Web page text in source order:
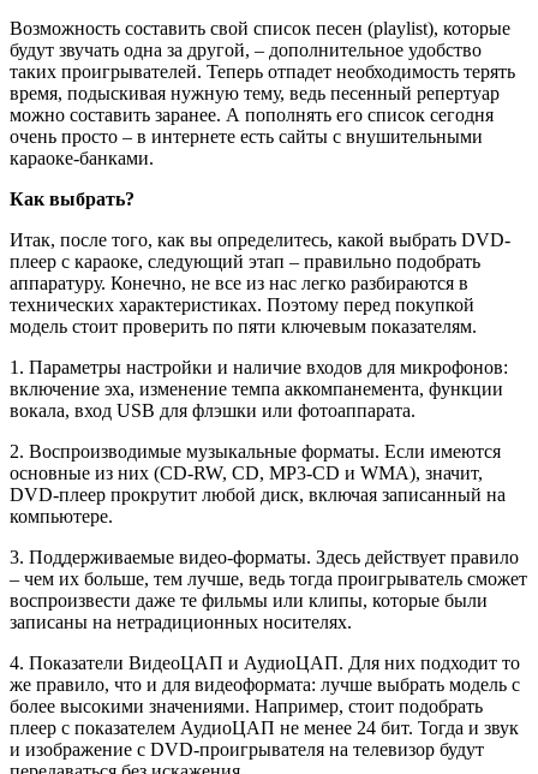
Возможность составить свой список песен (playlist), которые
будут звучать одна за другой, – дополнительное удобство
таких проигрывателей. Теперь отпадет необходимость терять
время, подыскивая нужную тему, ведь песенный репертуар
можно составить заранее. А пополнять его список сегодня
очень просто – в интернете есть сайты с внушительными
караоке-банками.
Как выбрать?
Итак, после того, как вы определитесь, какой выбрать DVD-
плеер с караоке, следующий этап – правильно подобрать
аппаратуру. Конечно, не все из нас легко разбираются в
технических характеристиках. Поэтому перед покупкой
модель стоит проверить по пяти ключевым показателям.
1. Параметры настройки и наличие входов для микрофонов:
включение эха, изменение темпа аккомпанемента, функции
вокала, вход USB для флэшки или фотоаппарата.
2. Воспроизводимые музыкальные форматы. Если имеются
основные из них (CD-RW, CD, MP3-CD и WMA), значит,
DVD-плеер прокрутит любой диск, включая записанный на
компьютере.
3. Поддерживаемые видео-форматы. Здесь действует правило
– чем их больше, тем лучше, ведь тогда проигрыватель сможет
воспроизвести даже те фильмы или клипы, которые были
записаны на нетрадиционных носителях.
4. Показатели ВидеоЦАП и АудиоЦАП. Для них подходит то
же правило, что и для видеоформата: лучше выбрать модель с
более высокими значениями. Например, стоит подобрать
плеер с показателем АудиоЦАП не менее 24 бит. Тогда и звук
и изображение с DVD-проигрывателя на телевизор будут